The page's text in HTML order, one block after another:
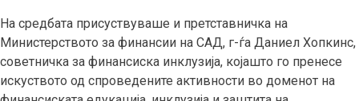
На средбата присуствуваше и претставничка на
Министерството за финансии на САД, г-ѓа Даниел Хопкинс,
советничка за финансиска инклузија, којашто го пренесе
искуството од спроведените активности во доменот на